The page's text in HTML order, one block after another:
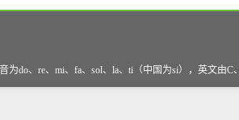
do、re、mi、fa、sol、la、ti（中国为si），英文由C